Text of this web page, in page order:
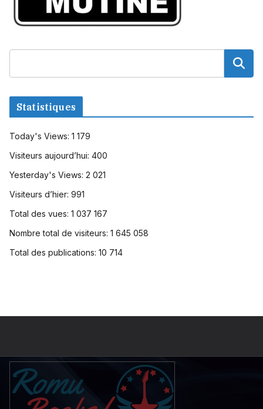
Statistiques
Today's Views: 1 179
Visiteurs aujourd’hui: 400
Yesterday's Views: 2 021
Visiteurs d’hier: 991
Total des vues: 1 037 167
Nombre total de visiteurs: 1 645 058
Total des publications: 10 714